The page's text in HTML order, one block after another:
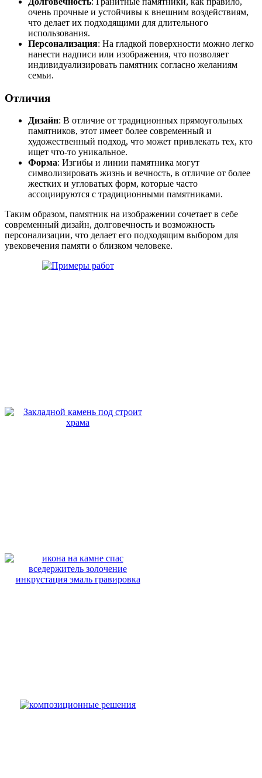
очень прочные и устойчивы к внешним воздействиям,
что делает их подходящими для длительного
использования.
Персонализация: На гладкой поверхности можно легко
нанести надписи или изображения, что позволяет
индивидуализировать памятник согласно желаниям
семьи.
Отличия
Дизайн: В отличие от традиционных прямоугольных
памятников, этот имеет более современный и
художественный подход, что может привлекать тех, кто
ищет что-то уникальное.
Форма: Изгибы и линии памятника могут
символизировать жизнь и вечность, в отличие от более
жестких и угловатых форм, которые часто
ассоциируются с традиционными памятниками.
Таким образом, памятник на изображении сочетает в себе
современный дизайн, долговечность и возможность
персонализации, что делает его подходящим выбором для
увековечения памяти о близком человеке.